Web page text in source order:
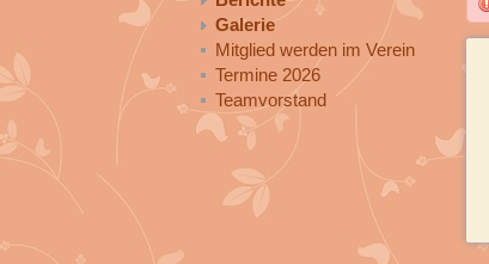
Galerie
Mitglied werden im Verein
Termine 2026
Teamvorstand